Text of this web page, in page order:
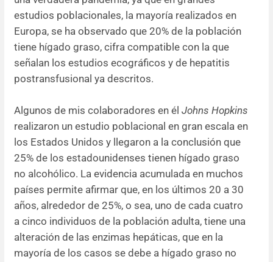
estudios poblacionales, la mayoría realizados en
Europa, se ha observado que 20% de la población
tiene hígado graso, cifra compatible con la que
señalan los estudios ecográficos y de hepatitis
postransfusional ya descritos.
Algunos de mis colaboradores en él Johns Hopkins
realizaron un estudio poblacional en gran escala en
los Estados Unidos y llegaron a la conclusión que
25% de los estadounidenses tienen hígado graso
no alcohólico. La evidencia acumulada en muchos
países permite afirmar que, en los últimos 20 a 30
años, alrededor de 25%, o sea, uno de cada cuatro
a cinco individuos de la población adulta, tiene una
alteración de las enzimas hepáticas, que en la
mayoría de los casos se debe a hígado graso no